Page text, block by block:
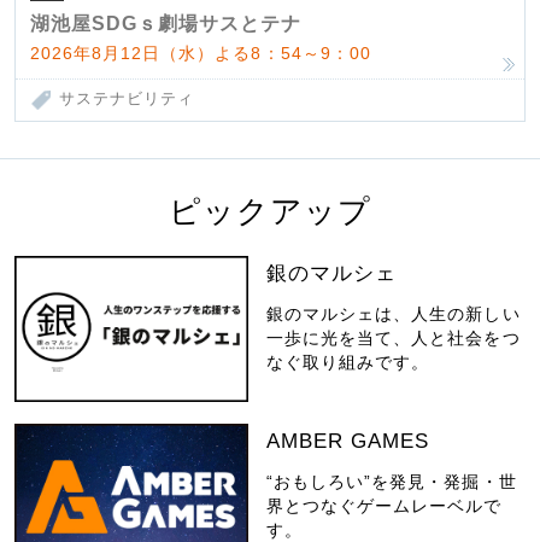
湖池屋SDGｓ劇場サスとテナ
2026年8月12日（水）よる8：54～9：00
サステナビリティ
ピックアップ
銀のマルシェ
銀のマルシェは、人生の新しい
一歩に光を当て、人と社会をつ
なぐ取り組みです。
AMBER GAMES
“おもしろい”を発見・発掘・世
界とつなぐゲームレーベルで
す。